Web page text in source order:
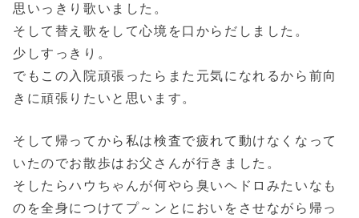
思いっきり歌いました。
そして替え歌をして心境を口からだしました。
少しすっきり。
でもこの入院頑張ったらまた元気になれるから前向
きに頑張りたいと思います。
そして帰ってから私は検査で疲れて動けなくなって
いたのでお散歩はお父さんが行きました。
そしたらハウちゃんが何やら臭いヘドロみたいなも
のを全身につけてプ～ンとにおいをさせながら帰っ